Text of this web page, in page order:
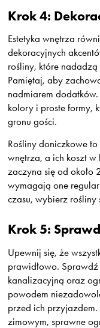
Krok 4:
Estetyka wnętrza
dekoracyjnych
rośliny, które
Pamiętaj, aby
nadmiarem
kolory i proste formy,
gronu gości.
Rośliny doniczkowe
wnętrza, a ich koszt
zaczyna się od około
wymagają one
czasu, wybierz rośliny
Krok 5:
Upewnij się, że
prawidłowo.
kanalizacyjną oraz
powodem
przed ich
zimowym, sprawne